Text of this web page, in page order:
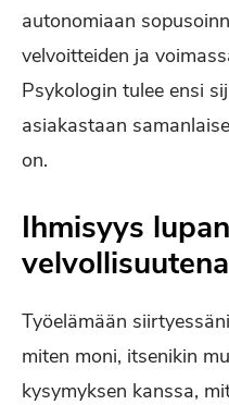
autonomiaan
velvoitteiden ja
Psykologin tulee ensi
asiakastaan
on.
Ihmisyys
Työelämään
miten moni, itsenikin
kysymyksen kanssa,